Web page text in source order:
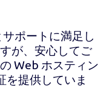
ポートに満足し
が、安心してご
Web ホスティン
を提供していま